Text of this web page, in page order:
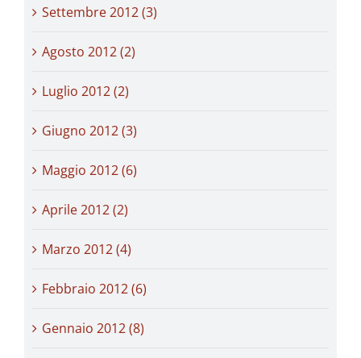
Settembre 2012 (3)
Agosto 2012 (2)
Luglio 2012 (2)
Giugno 2012 (3)
Maggio 2012 (6)
Aprile 2012 (2)
Marzo 2012 (4)
Febbraio 2012 (6)
Gennaio 2012 (8)